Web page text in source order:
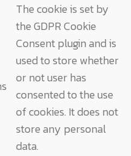
The cookie is set by
the GDPR Cookie
Consent plugin and is
used to store whether
or not user has
consented to the use
of cookies. It does not
store any personal
data.